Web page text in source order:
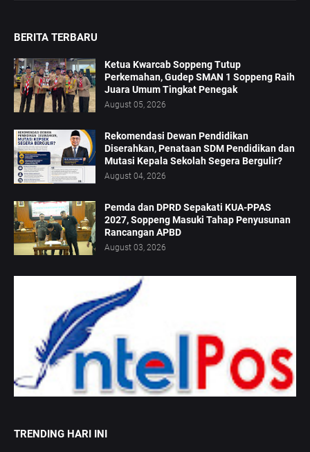
BERITA TERBARU
Ketua Kwarcab Soppeng Tutup
Perkemahan, Gudep SMAN 1 Soppeng Raih
Juara Umum Tingkat Penegak
August 05, 2026
Rekomendasi Dewan Pendidikan
Diserahkan, Penataan SDM Pendidikan dan
Mutasi Kepala Sekolah Segera Bergulir?
August 04, 2026
Pemda dan DPRD Sepakati KUA-PPAS
2027, Soppeng Masuki Tahap Penyusunan
Rancangan APBD
August 03, 2026
TRENDING HARI INI